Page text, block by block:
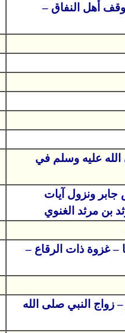
أهل النفاق –
عليه وسلم في
ونزول آيات
بن مرثد الغنوي
– غزوة ذات الرقاع –
النبي صلى الله